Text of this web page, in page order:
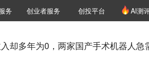
构库
位推介
务 创投氪堂
创业者服务 创投平台 AI测
却多年为0，两家国产手术机器人急